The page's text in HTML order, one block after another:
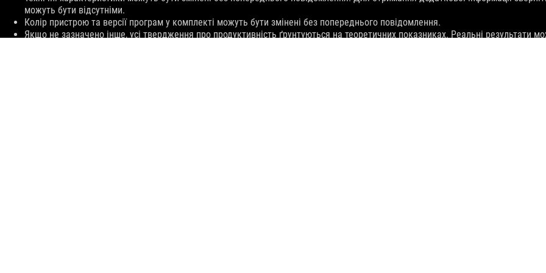
можуть бути відсутніми.
Колір пристрою та версії програм у комплекті можуть бути змінені без попереднього повідомлення.
Якщо не зазначено інше, усі твердження про продуктивність ґрунтуються на теоретичних показниках. Реальні результати